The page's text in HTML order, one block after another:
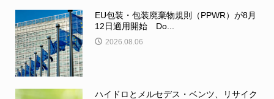
EU包装・包装廃棄物規則（PPWR）が8月
12日適用開始 Do...
2026.08.06
ハイドロとメルセデス・ベンツ、リサイク